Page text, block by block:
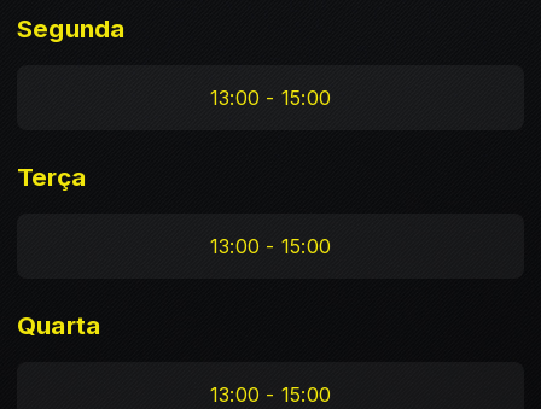
Segunda
13:00 - 15:00
Terça
13:00 - 15:00
Quarta
13:00 - 15:00